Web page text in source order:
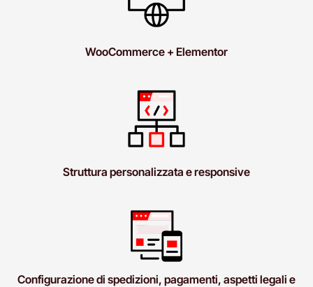
WooCommerce + Elementor
Struttura personalizzata e responsive
Configurazione di spedizioni, pagamenti, aspetti legali e